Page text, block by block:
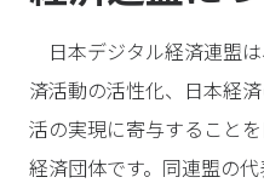
日本デジタル経済連盟
済活動の活性化、日本経
活の実現に寄与すること
経済団体です。同連盟の